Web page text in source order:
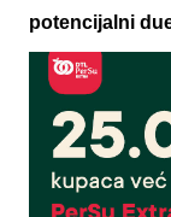
potencijalni